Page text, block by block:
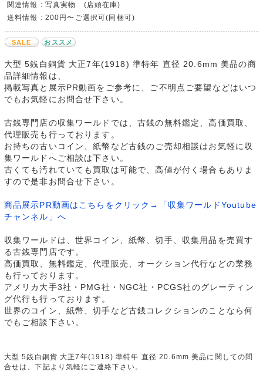
関連情報 : 写真実物 (店頭在庫)
送料情報 : 200円〜ご選択可(同梱可)
SALE おススメ
大型 5銭白銅貨 大正7年(1918) 準特年 直径 20.6mm 美品の商
品詳細情報は、
掲載写真と展示PR動画をご参考に、ご不明点ご要望などはいつ
でもお気軽にお問合せ下さい。
古銭専門店の収集ワールドでは、古銭の無料鑑定、高価買取、
代理販売も行っております。
お持ちの古いコイン、紙幣など古銭のご売却相談はお気軽に収
集ワールドへご相談は下さい。
古くても汚れていても買取は可能で、高値が付く場合もありま
すので是非お問合せ下さい。
商品展示PR動画はこちらをクリック→「収集ワールドYoutube
チャンネル」へ
収集ワールドは、世界コイン、紙幣、切手、収集用品を売買す
る古銭専門店です。
高価買取、無料鑑定、代理販売、オークション代行などの業務
も行っております。
アメリカ大手3社・PMG社・NGC社・PCGS社のグレーティン
グ代行も行っております。
世界のコイン、紙幣、切手など古銭コレクションのことなら何
でもご相談下さい。
大型 5銭白銅貨 大正7年(1918) 準特年 直径 20.6mm 美品に関しての問
合せは、下記より気軽にご連絡下さい。